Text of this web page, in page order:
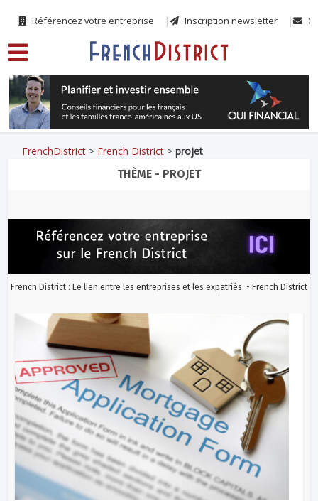
Référencez votre entreprise Inscription newsletter
FrenchDistrict > French District >projet
THÈME - PROJET
French District : Le lien entre les entreprises et les expatriés. - French District